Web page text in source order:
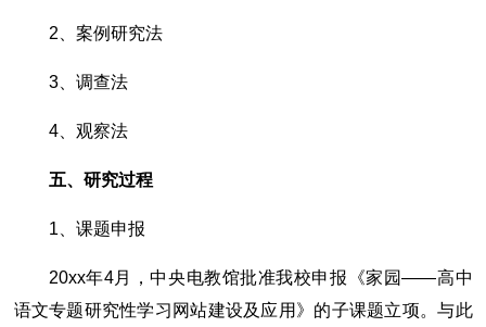
2、案例研究法
3、调查法
4、观察法
五、研究过程
1、课题申报
20xx年4月，中央电教馆批准我校申报《家园――高中
语文专题研究性学习网站建设及应用》的子课题立项。与此